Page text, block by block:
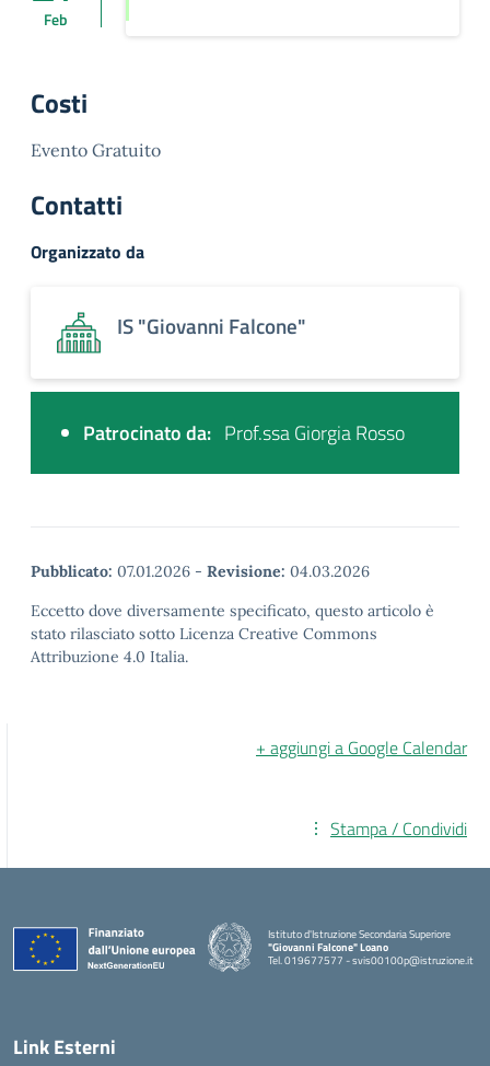
Feb
Costi
Evento Gratuito
Contatti
Organizzato da
IS "Giovanni Falcone"
Patrocinato da: Prof.ssa Giorgia Rosso
Pubblicato: 07.01.2026 - Revisione: 04.03.2026
Eccetto dove diversamente specificato, questo articolo è
stato rilasciato sotto Licenza Creative Commons
Attribuzione 4.0 Italia.
+ aggiungi a Google Calendar
Stampa / Condividi
Istituto d'Istruzione Secondaria Superiore
"Giovanni Falcone" Loano
Tel. 019677577 - svis00100p@istruzione.it
— Visita la pagina iniziale della scuola
Link Esterni